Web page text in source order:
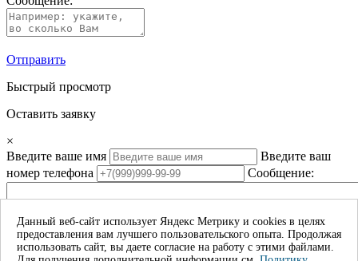
Отправить
Быстрый просмотр
Оставить заявку
×
Введите ваше имя
Введите ваш
номер телефона
Сообщение:
Даю согласие на обработку моих личных данных*
Данный веб-сайт использует Яндекс Метрику и cookies в целях
предоставления вам лучшего пользовательского опыта. Продолжая
использовать сайт, вы даете согласие на работу с этими файлами.